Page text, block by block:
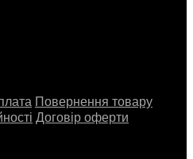
Повернення товару
Договір оферти